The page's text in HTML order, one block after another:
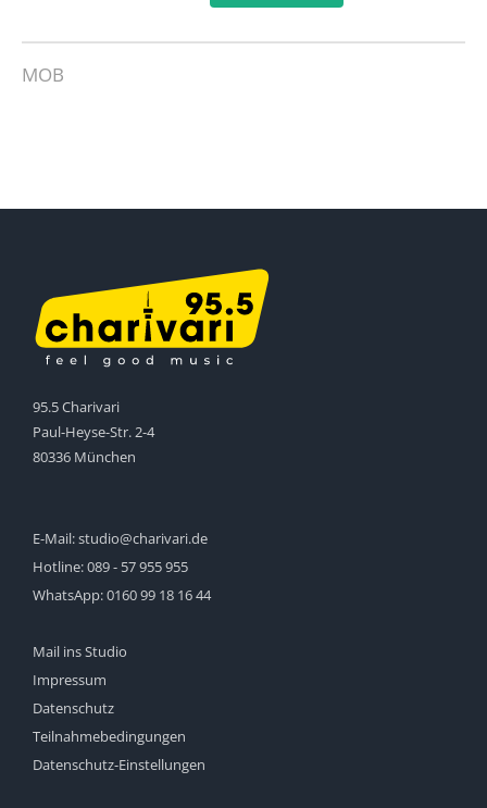
MOB
95.5 Charivari
Paul-Heyse-Str. 2-4
80336 München
E-Mail:studio@charivari.de
Hotline:089 - 57 955 955
WhatsApp:0160 99 18 16 44
Mail ins Studio
Impressum
Datenschutz
Teilnahmebedingungen
Datenschutz-Einstellungen